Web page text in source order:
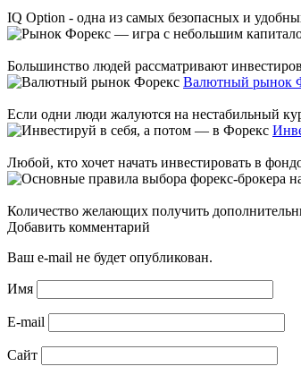
IQ Option - одна из самых безопасных и
Большинство людей рассматривают
Валютный рынок
Если одни люди жалуются на нестабильный
Любой, кто хочет начать инвестировать в
Количество желающих получить
Добавить комментарий
Ваш e-mail не будет опубликован.
Имя
E-mail
Сайт